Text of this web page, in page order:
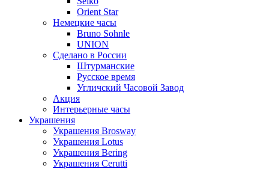
Orient Star
Немецкие часы
Bruno Sohnle
UNION
Сделано в России
Штурманские
Русское время
Угличский Часовой Завод
Акция
Интерьерные часы
Украшения
Украшения Brosway
Украшения Lotus
Украшения Bering
Украшения Cerutti